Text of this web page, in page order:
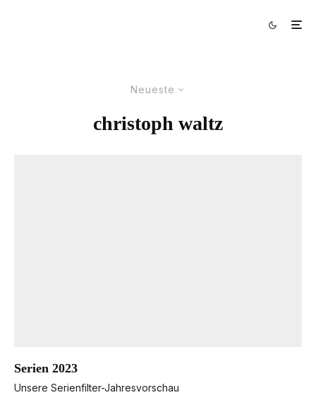
Neueste
christoph waltz
Serien 2023
Unsere Serienfilter-Jahresvorschau